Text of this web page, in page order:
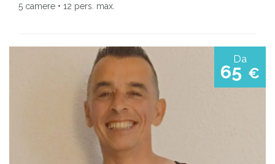
5 camere • 12 pers. max.
Da
65 €